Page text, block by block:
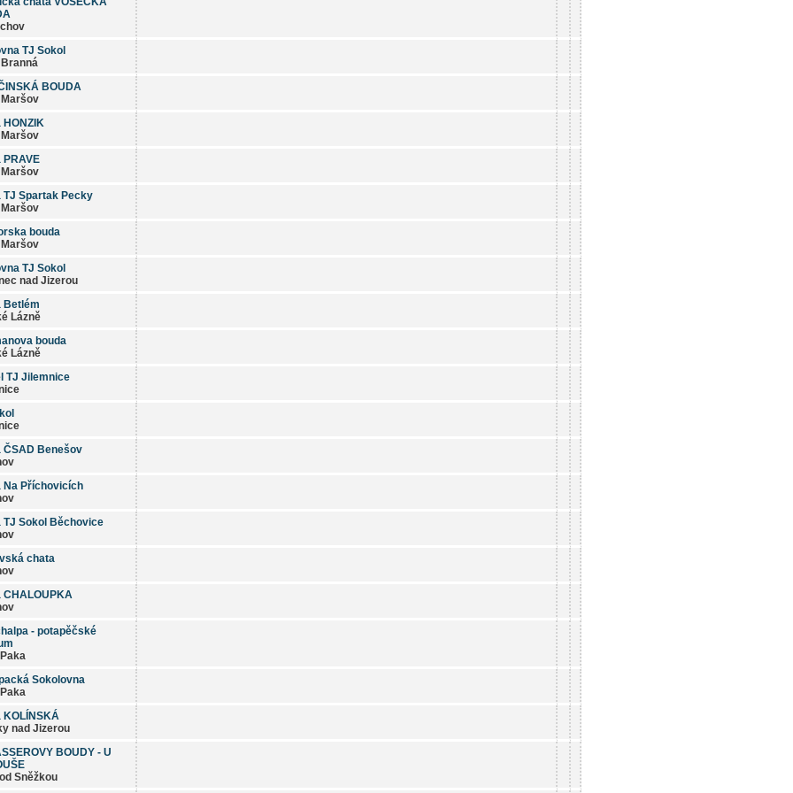
TJ Sokol
BOUDA
HONZIK
PRAVE
TJ Spartak Pecky
bouda
TJ Sokol
nad Jizerou
Betlém
Lázně
bouda
Lázně
TJ Jilemnice
ČSAD Benešov
Na Příchovicích
TJ Sokol Běchovice
chata
CHALOUPKA
- potapěčské
Sokolovna
KOLÍNSKÁ
nad Jizerou
BOUDY - U
Sněžkou